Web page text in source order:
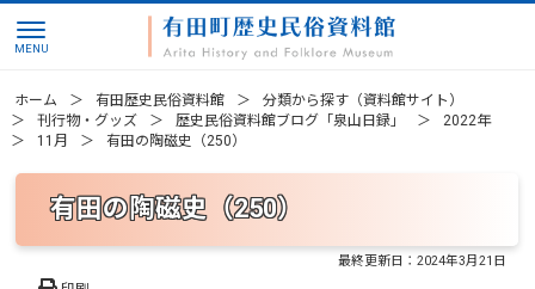
ホーム 有田歴史民俗資料館
分類から探す（資料館サイト）
刊行物・グッズ
歴史民俗資料館ブログ「泉山日録」
2022年
11月
有田の陶磁史（250）
有田の陶磁史（250）
最終更新日：2024年3月21日